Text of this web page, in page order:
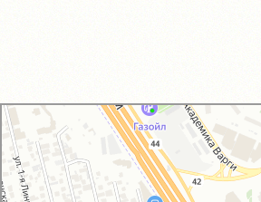
GM-City&VAG-Repair
Автосервис, автотехцентр в Москве
Магазин автозапчастей и автотоваров в Москве